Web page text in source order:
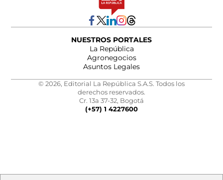
NUESTROS PORTALES
La República
Agronegocios
Asuntos Legales
© 2026, Editorial La República S.A.S. Todos los
derechos reservados.
Cr. 13a 37-32, Bogotá
(+57) 1 4227600